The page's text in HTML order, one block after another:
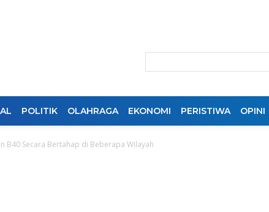
POLITIK OLAHRAGA EKONOMI PERISTIWA OPINI
B40 Secara Bertahap di Beberapa Wilayah